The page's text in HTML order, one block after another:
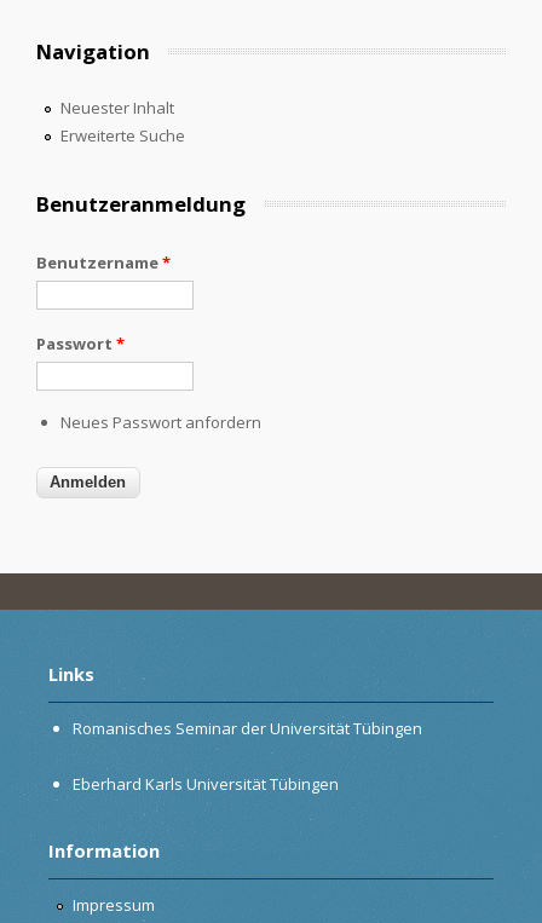
Navigation
Neuester Inhalt
Erweiterte Suche
Benutzeranmeldung
Benutzername*
Passwort *
Neues Passwort anfordern
Links
Romanisches Seminar der Universität Tübingen
Eberhard Karls Universität Tübingen
Information
Impressum